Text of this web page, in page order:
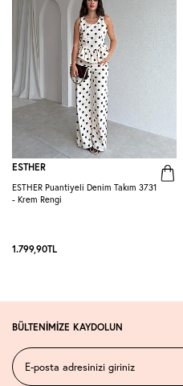
ESTHER
ESTHER Puantiyeli Denim Takım 3731
- Krem Rengi
1.799,90TL
BÜLTENİMİZE KAYDOLUN